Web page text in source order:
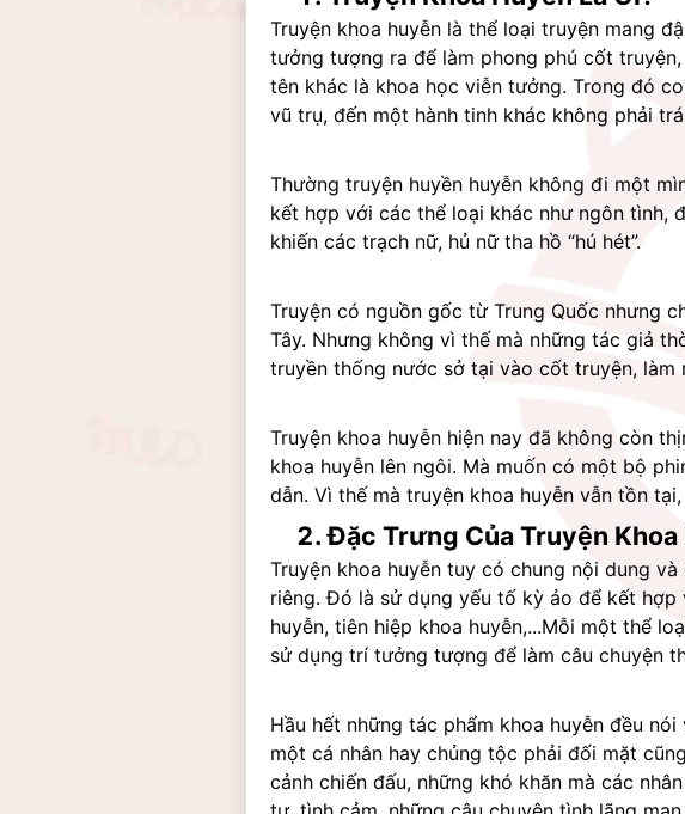
Truyện khoa huyễn là thể loại truyện mang
tưởng tượng ra để làm phong phú cốt
tên khác là khoa học viễn tưởng. Trong đó
vũ trụ, đến một hành tinh khác không phải
Thường truyện huyền huyễn không đi một
kết hợp với các thể loại khác như ngôn tình,
khiến các trạch nữ, hủ nữ tha hồ “hú hét”.
Truyện có nguồn gốc từ Trung Quốc nhưng
Tây. Nhưng không vì thế mà những tác giả
truyền thống nước sở tại vào cốt truyện, làm
Truyện khoa huyễn hiện nay đã không còn
khoa huyễn lên ngôi. Mà muốn có một bộ
dẫn. Vì thế mà truyện khoa huyễn vẫn tồn
Đặc Trưng Của Truyện Khoa
Truyện khoa huyễn tuy có chung nội dung
riêng. Đó là sử dụng yếu tố kỳ ảo để kết
huyễn, tiên hiệp khoa huyễn,...Mỗi một thể
sử dụng trí tưởng tượng để làm câu chuyện
Hầu hết những tác phẩm khoa huyễn đều
một cá nhân hay chủng tộc phải đối mặt
cảnh chiến đấu, những khó khăn mà các